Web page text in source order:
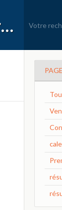
APEC Conservatoire à Rayonnement Régional de Versailles Grand Parc